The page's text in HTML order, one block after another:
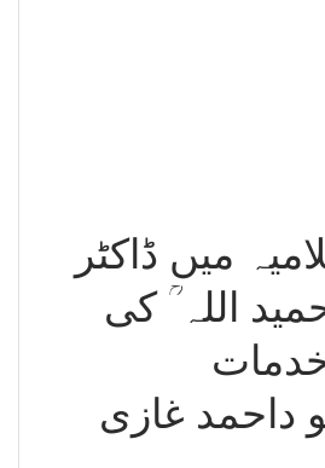
میں ڈاکٹر
اللہ ؒ کی
داحمد غازی